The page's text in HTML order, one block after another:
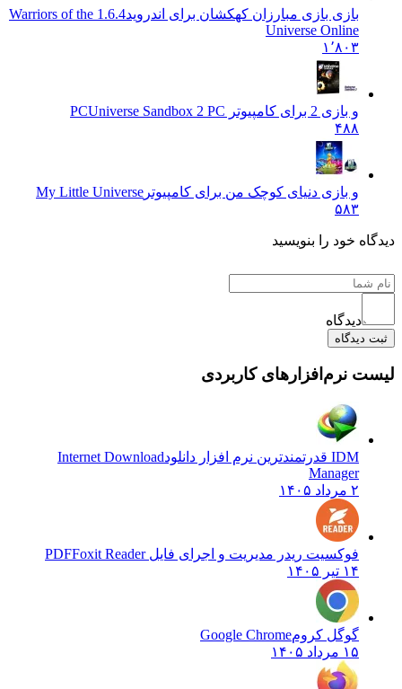
بازی بازی مبارزان کهکشان برای اندروید
1.6.4 Warriors of the
Universe Online
۱٬۸۰۳
و بازی 2 برای کامپیوتر PC
Universe Sandbox 2 PC
۴۸۸
و بازی دنیای کوچک من برای کامپیوتر My Little Universe
۵۸۳
دیدگاه خود را بنویسید
دیدگاه
ثبت دیدگاه
لیست نرم‌افزارهای کاربردی
IDM قدرتمندترین نرم افزار دانلود
Internet Download
Manager
۲ مرداد ۱۴۰۵
فوکسیت ریدر مدیریت و اجرای فایل PDFFoxit Reader
۱۴ تیر ۱۴۰۵
گوگل کرومGoogle Chrome
۱۵ مرداد ۱۴۰۵